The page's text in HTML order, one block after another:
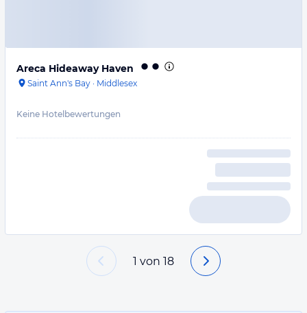
Areca Hideaway Haven
Saint Ann's Bay · Middlesex
Keine Hotelbewertungen
1 von 18